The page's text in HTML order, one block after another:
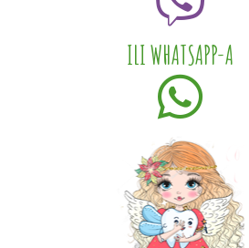
ILI WHATSAPP-A